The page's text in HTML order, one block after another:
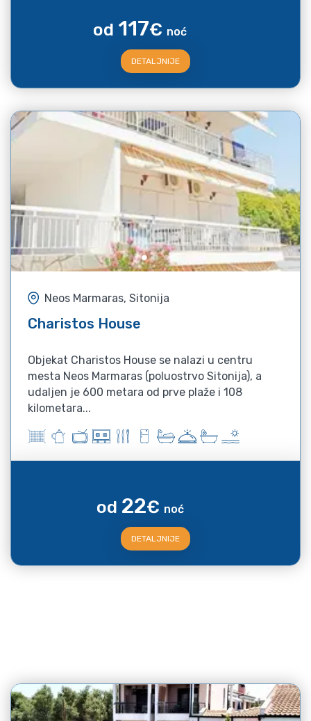
od 117€ noć
DETALJNIJE
Neos Marmaras, Sitonija
Charistos House
Objekat Charistos House se nalazi u centru
mesta Neos Marmaras (poluostrvo Sitonija), a
udaljen je 600 metara od prve plaže i 108
kilometara...
od 22€ noć
DETALJNIJE